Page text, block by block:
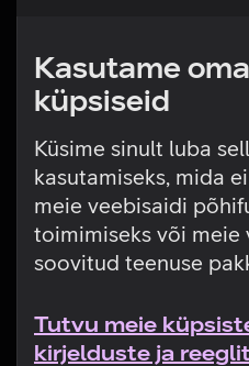
Kasutame
küpsiseid
Küsime sinult luba
kasutamiseks, mida
meie veebisaidi
toimimiseks või meie
soovitud teenuse
Tutvu meie
kirjelduste ja